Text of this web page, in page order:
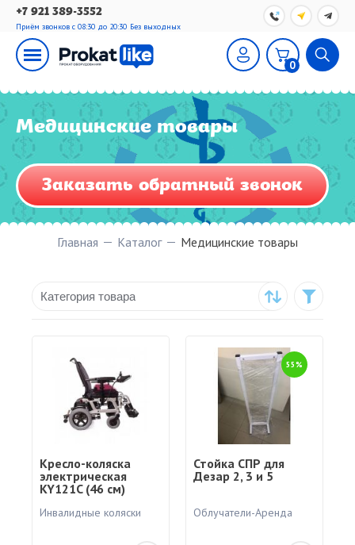
+7 921 389-3552
Приём звонков с 08:30 до 20:30 Без выходных
0
Медицинские товары
Заказать обратный звонок
Главная Каталог Медицинские товары
Категория товара
Кресло-коляска
электрическая
KY121C (46 см)
Инвалидные коляски
55%
Стойка СПР для
Дезар 2, 3 и 5
Облучатели-Аренда